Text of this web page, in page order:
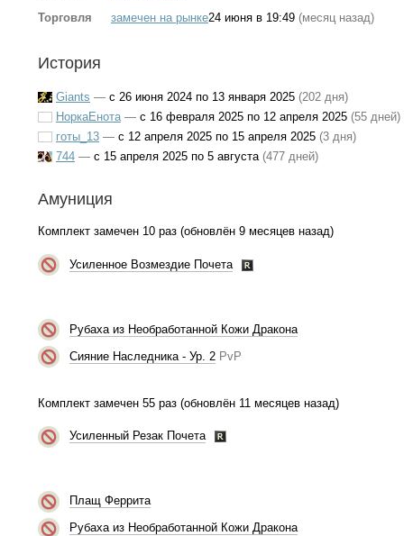
Торговля
замечен на рынке24 июня в 19:49 (месяц назад)
История
Giants — с 26 июня 2024 по 13 января 2025 (202 дня)
НоркаЕнота — с 16 февраля 2025 по 12 апреля 2025 (55 дней)
готы_13 — с 12 апреля 2025 по 15 апреля 2025 (3 дня)
744 — с 15 апреля 2025 по 5 августа (477 дней)
Амуниция
Комплект замечен 10 раз (обновлён 9 месяцев назад)
Усиленное Возмездие Почета
Рубаха из Необработанной Кожи Дракона
Сияние Наследника - Ур. 2 PvP
Комплект замечен 55 раз (обновлён 11 месяцев назад)
Усиленный Резак Почета
Плащ Феррита
Рубаха из Необработанной Кожи Дракона